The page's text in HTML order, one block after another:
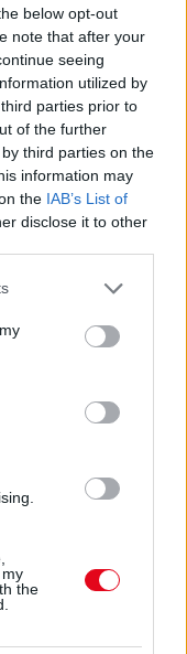
below opt-out
note that after your
seeing
utilized by
parties prior to
of the further
third parties on the
information may
the IAB’s List of
disclose it to other
or more Google
You may click to
party tags to
in below Google
the
BE
– EGYSZERŰBB
GONDOLNÁD
CSAP
UTALHAT
–
EZ A